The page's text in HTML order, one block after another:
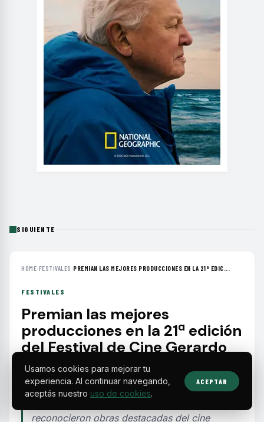
SIGUIENTE
HOME›FESTIVALES ›PREMIAN LAS MEJORES PRODUCCIONES EN LA 21ª EDIC...
FESTIVALES
Premian las mejores
producciones en la 21ª edición
del Festival de Cine Gerardo
Vallejo
El Festival Tucumán Cine Gerardo Vallejo cerró
reconocieron obras destacadas del cine
Usamos cookies para mejorar tu
experiencia. Al continuar navegando,
aceptás nuestro uso de cookies.
ACEPTAR